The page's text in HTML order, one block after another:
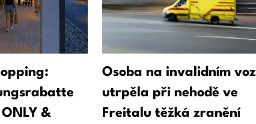
&
Osoba na invalidním
utrpěla při nehodě ve
Freitalu těžká zranění